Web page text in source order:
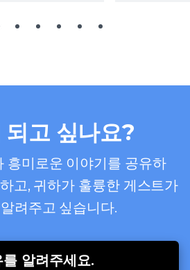
되고 싶나요?
흥미로운 이야기를 공유하
고, 귀하가 훌륭한 게스트가
려주고 싶습니다.
를 알려주세요.